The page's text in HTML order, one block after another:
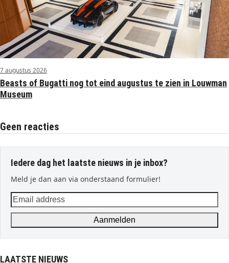
7 augustus 2026
Beasts of Bugatti nog tot eind augustus te zien in Louwman
Museum
Geen reacties
Iedere dag het laatste nieuws in je inbox?
Meld je dan aan via onderstaand formulier!
Email
address
Aanmelden
LAATSTE NIEUWS